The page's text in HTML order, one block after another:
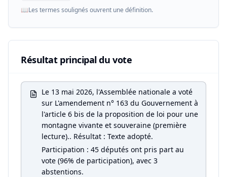
📖Les termes soulignés ouvrent une définition.
Résultat principal du vote
Le 13 mai 2026, l'Assemblée nationale a voté
sur L'amendement n° 163 du Gouvernement à
l'article 6 bis de la proposition de loi pour une
montagne vivante et souveraine (première
lecture).. Résultat : Texte adopté.
Participation : 45 députés ont pris part au
vote (96% de participation), avec 3
abstentions.